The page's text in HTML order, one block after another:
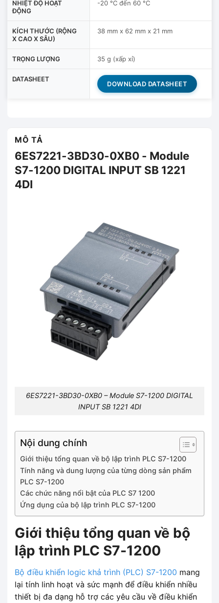
NHIỆT ĐỘ HOẠT
ĐỘNG
-20 °C đến 60 °C
KÍCH THƯỚC (RỘNG
X CAO X SÂU)
38 mm x 62 mm x 21 mm
TRỌNG LƯỢNG 35 g (xấp xỉ)
DATASHEET
DOWNLOAD DATASHEET
MÔ TẢ
6ES7221-3BD30-0XB0 - Module
S7-1200 DIGITAL INPUT SB 1221
4DI
6ES7221-3BD30-0XB0 – Module S7-1200 DIGITAL
INPUT SB 1221 4DI
Nội dung chính
Giới thiệu tổng quan về bộ lập trình PLC S7-1200
Tính năng và dung lượng của từng dòng sản phẩm
PLC S7-1200
Các chức năng nổi bật của PLC S7 1200
Ứng dụng của bộ lập trình PLC S7-1200
Giới thiệu tổng quan về bộ
lập trình PLC S7-1200
Bộ điều khiển logic khả trình (PLC) S7-1200 mang
lại tính linh hoạt và sức mạnh để điều khiển nhiều
thiết bị đa dạng hỗ trợ các yêu cầu về điều khiển